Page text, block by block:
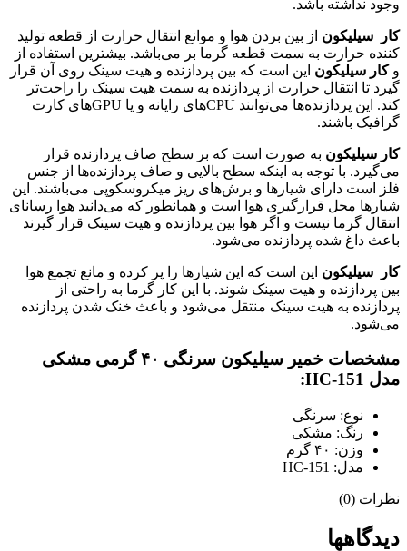
وجود نداشته باشد.
کار سیلیکون از بین بردن هوا و موانع انتقال حرارت از قطعه تولید
کننده حرارت به سمت قطعه گرما بر می‌باشد. بیشترین استفاده از
وکار سیلیکون این است که بین پردازنده و هیت سینک روی آن قرار
گیرد تا انتقال حرارت از پردازنده به سمت هیت سینک را راحت‌تر
کند. این پردازنده‌ها می‌توانند CPU‌های رایانه و یا GPU‌های کارت
گرافیک باشند.
کار سیلیکون به صورت است که بر سطح صاف پردازنده قرار
می‌گیرد. با توجه به اینکه سطح بالایی و صاف پردازنده‌ها از جنس
فلز است دارای شیار‌ها و برش‌های ریز میکروسکوپی می‌باشند. این
شیار‌ها محل قرارگیری هوا است و همانطور که می‌دانید هوا رسانای
انتقال گرما نیست و اگر هوا بین پردازنده و هیت سینک قرار گیرند
باعث داغ شده پردازنده می‌شود.
کار سیلیکون این است که این شیار‌ها را پر کرده و مانع تجمع هوا
بین پردازنده و هیت سینک شوند. با این کار گرما به راحتی از
پردازنده به هیت سینک منتقل می‌شود و باعث خنک شدن پردازنده
می‌شود.
مشخصات خمیر سیلیکون سرنگی ۴۰ گرمی مشکی
مدل HC-151:
نوع: سرنگی
رنگ: مشکی
وزن: ۴۰ گرم
مدل: HC-151
نظرات (0)
دیدگاهها